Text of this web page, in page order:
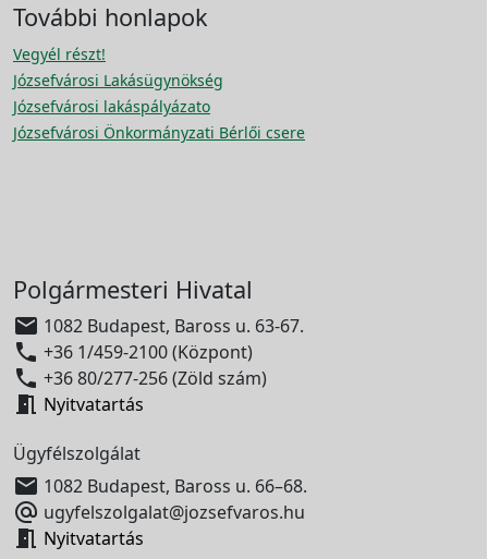
További honlapok
Vegyél részt!
Józsefvárosi Lakásügynökség
Józsefvárosi lakáspályázato
Józsefvárosi Önkormányzati Bérlői csere
Polgármesteri Hivatal
 1082 Budapest, Baross u. 63-67.
 +36 1/459-2100 (Központ)
 +36 80/277-256 (Zöld szám)
 Nyitvatartás
Ügyfélszolgálat
 1082 Budapest, Baross u. 66–68.
 ugyfelszolgalat@jozsefvaros.hu
 Nyitvatartás